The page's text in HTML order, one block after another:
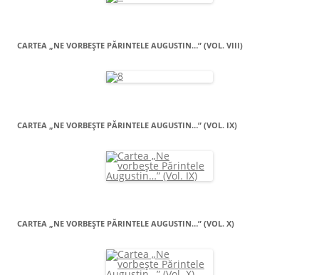
CARTEA „NE VORBEŞTE PĂRINTELE AUGUSTIN…” (VOL. VIII)
CARTEA „NE VORBEŞTE PĂRINTELE AUGUSTIN…” (VOL. IX)
CARTEA „NE VORBEŞTE PĂRINTELE AUGUSTIN…” (VOL. X)